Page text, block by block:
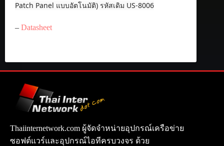
Patch Panel แบบอัตโนมัติ) รหัสเดิม US-8006
– Datasheet
Thaiinternetwork.com ผู้จัดจำหน่ายอุปกรณ์เครือข่าย
ซอฟต์แวร์และอุปกรณ์ไอทีครบวงจร ด้วย